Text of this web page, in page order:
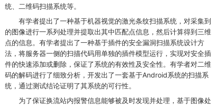
统、二维码扫描系统等。
有学者提出了一种基于机器视觉的激光条纹扫描系统，对采集到
的图像进行一系列处理并提取出其中匹配点信息，然后计算得到三维
点的信息。有学者提出了一种基于插件的安全漏洞扫描系统设计方
法，将服务器一侧的扫描代码用单独的插件模型运行，实现对安全插
件的快速添加或删除，保证了系统的有效性及安全性。有学者对二维
码的解码进行了细致分析，开发出了一套基于Android系统的扫描系
统，通过测试结论证明了其系统的可行性。
为了保证换流站内报警信息能够被及时发现并处理，基于图像处